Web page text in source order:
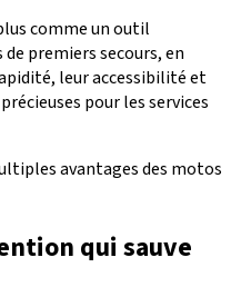
comme un outil
premiers secours, en
leur accessibilité et
pour les services
avantages des motos
qui sauve